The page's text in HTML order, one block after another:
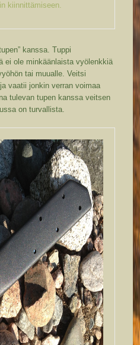
kiinnittämiseen.
kanssa. Tuppi
ei ole minkäänlaista vyölenkkiä
tai muualle. Veitsi
vaatii jonkin verran voimaa
tulevan tupen kanssa veitsen
on turvallista.